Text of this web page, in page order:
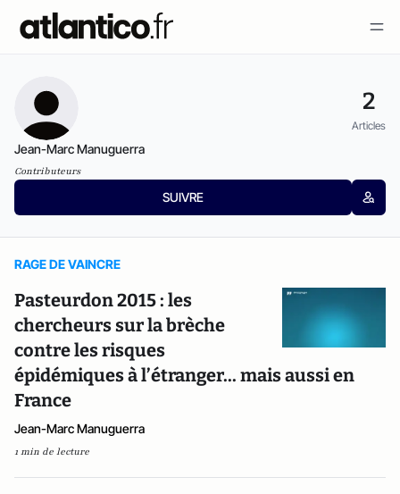
2
Articles
Jean-Marc Manuguerra
Contributeurs
SUIVRE
RAGE DE VAINCRE
Pasteurdon 2015 : les
chercheurs sur la brèche
contre les risques
épidémiques à l’étranger... mais aussi en
France
Jean-Marc Manuguerra
1 min de lecture